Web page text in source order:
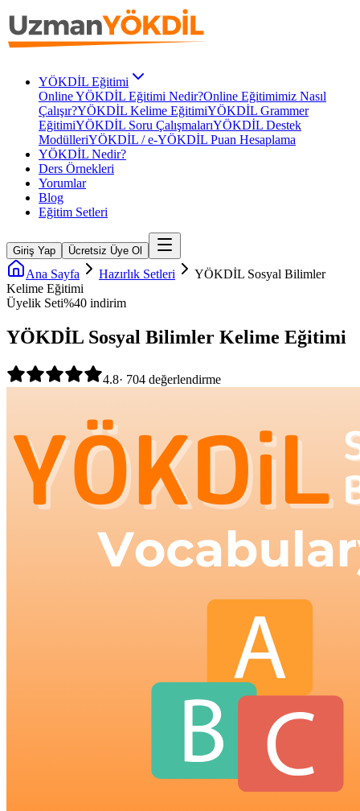
YÖKDİL Eğitimi
Online YÖKDİL Eğitimi Nedir?Online Eğitimimiz Nasıl
Çalışır?YÖKDİL Kelime EğitimiYÖKDİL Grammer
EğitimiYÖKDİL Soru ÇalışmalarıYÖKDİL Destek
ModülleriYÖKDİL / e-YÖKDİL Puan Hesaplama
YÖKDİL Nedir?
Ders Örnekleri
Yorumlar
Blog
Eğitim Setleri
Giriş Yap Ücretsiz Üye Ol
Ana Sayfa Hazırlık Setleri
YÖKDİL Sosyal Bilimler
Kelime Eğitimi
Üyelik Seti%40 indirim
YÖKDİL Sosyal Bilimler Kelime Eğitimi
4.8· 704 değerlendirme